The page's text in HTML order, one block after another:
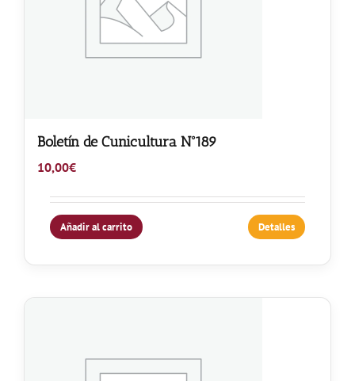
Boletín de Cunicultura Nº189
10,00€
Añadir al carrito Detalles